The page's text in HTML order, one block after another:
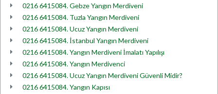
0216 6415084. Gebze Yangın Merdiveni
0216 6415084. Tuzla Yangın Merdiveni
0216 6415084. Ucuz Yangın Merdiveni
0216 6415084. İstanbul Yangın Merdiveni
0216 6415084. Yangın Merdiveni İmalatı Yapılışı
0216 6415084. Yangın Merdivenci
0216 6415084. Ucuz Yangın Merdiveni Güvenli Midir?
0216 6415084. Yangın Kapısı